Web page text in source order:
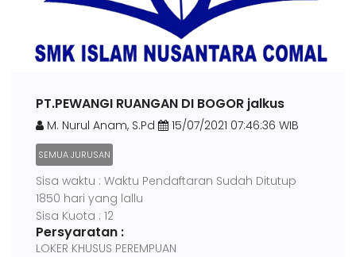
PT.PEWANGI RUANGAN DI BOGOR jalkus
M. Nurul Anam, S.Pd 15/07/2021 07:46:36 WIB
SEMUA JURUSAN
Sisa waktu : Waktu Pendaftaran Sudah Ditutup
1850 hari yang lallu
Sisa Kuota : 12
Persyaratan :
LOKER KHUSUS PEREMPUAN